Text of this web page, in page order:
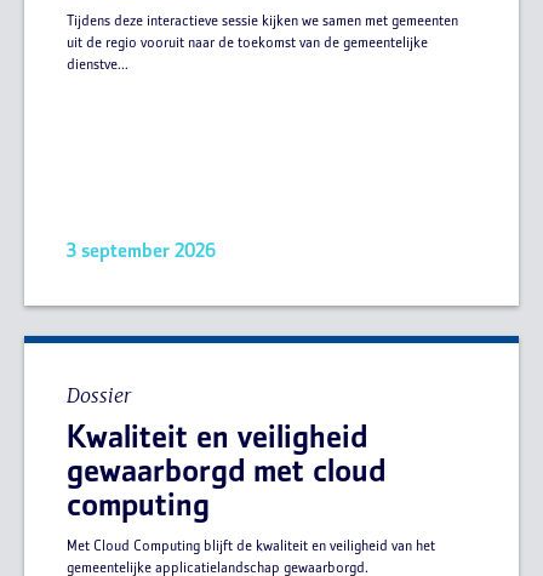
Tijdens deze interactieve sessie kijken we samen met gemeenten
uit de regio vooruit naar de toekomst van de gemeentelijke
dienstve...
3 september 2026
Dossier
Kwaliteit en veiligheid
gewaarborgd met cloud
computing
Met Cloud Computing blijft de kwaliteit en veiligheid van het
gemeentelijke applicatielandschap gewaarborgd.